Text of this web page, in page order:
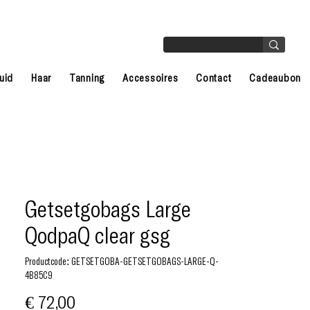
Haar Tanning Accessoires Contact Cadeaubon
Getsetgobags Large
QodpaQ clear gsg
Productcode: GETSETGOBA-GETSETGOBAGS-LARGE-Q-
4B85C9
€ 72,00